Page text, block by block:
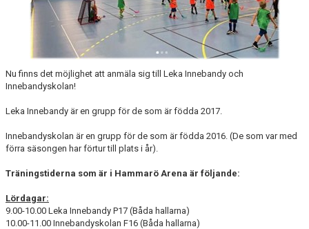
Nu finns det möjlighet att anmäla sig till Leka Innebandy och
Innebandyskolan!
Leka Innebandy är en grupp för de som är födda 2017.
Innebandyskolan är en grupp för de som är födda 2016. (De som var med
förra säsongen har förtur till plats i år).
Träningstiderna som är i Hammarö Arena är följande:
Lördagar:
9.00-10.00 Leka Innebandy P17 (Båda hallarna)
10.00-11.00 Innebandyskolan F16 (Båda hallarna)